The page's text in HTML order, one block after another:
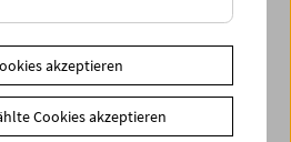
akzeptieren
Cookies akzeptieren